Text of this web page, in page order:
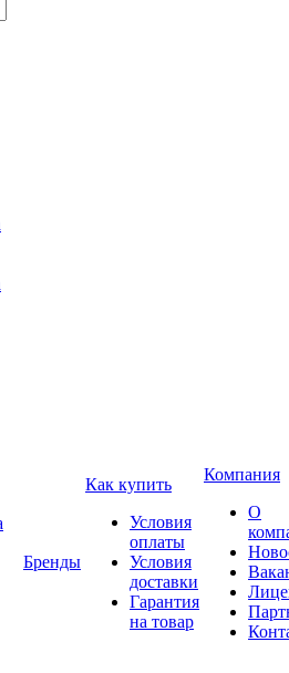
Бренды
Как купить
Условия
оплаты
Условия
доставки
Гарантия
на товар
Компания
О